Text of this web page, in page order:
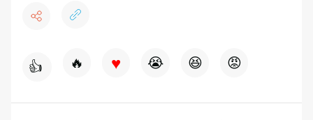
👍 🔥 ♥ 😭 😆 😡